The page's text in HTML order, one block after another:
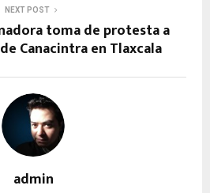
NEXT POST
toma de protesta a
Canacintra en Tlaxcala
admin